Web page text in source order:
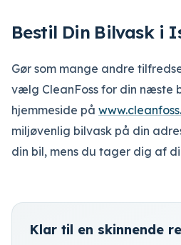
Bestil Din Bilvask i
Gør som mange andre
vælg CleanFoss for din næste
hjemmeside på
miljøvenlig bilvask på din
din bil, mens du tager dig af
Klar til en skinnende